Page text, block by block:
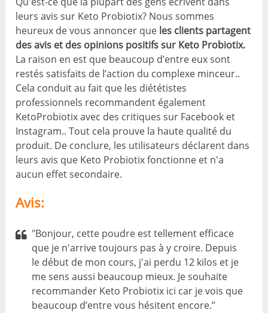
leurs avis sur Keto Probiotix? Nous sommes
heureux de vous annoncer que les clients partagent
des avis et des opinions positifs sur Keto Probiotix.
La raison en est que beaucoup d’entre eux sont
restés satisfaits de l’action du complexe minceur..
Cela conduit au fait que les diététistes
professionnels recommandent également
KetoProbiotix avec des critiques sur Facebook et
Instagram.. Tout cela prouve la haute qualité du
produit. De conclure, les utilisateurs déclarent dans
leurs avis que Keto Probiotix fonctionne et n'a
aucun effet secondaire.
Avis:
"Bonjour, cette poudre est tellement efficace
que je n'arrive toujours pas à y croire. Depuis
le début de mon cours, j'ai perdu 12 kilos et je
me sens aussi beaucoup mieux. Je souhaite
recommander Keto Probiotix ici car je vois que
beaucoup d’entre vous hésitent encore.”